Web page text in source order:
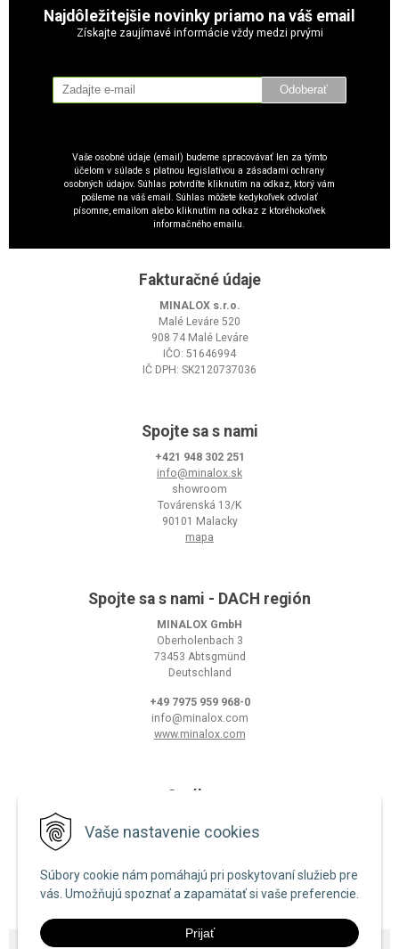
Vaše nastavenie cookies
Súbory cookie nám pomáhajú pri poskytovaní služieb pre
vás. Umožňujú spoznať a zapamätať si vaše preferencie.
Prijať
Najdôležitejšie novinky priamo na váš email
Získajte zaujímavé informácie vždy medzi prvými
Odoberať
Vaše osobné údaje (email) budeme spracovávať len za týmto
účelom v súlade s platnou legislatívou a zásadami ochrany
osobných údajov. Súhlas potvrdíte kliknutím na odkaz, ktorý vám
pošleme na váš email. Súhlas môžete kedykoľvek odvolať
písomne, emailom alebo kliknutím na odkaz z ktoréhokoľvek
informačného emailu.
Fakturačné údaje
MINALOX s.r.o.
Malé Leváre 520
908 74 Malé Leváre
IČO: 51646994
IČ DPH: SK2120737036
Spojte sa s nami
+421 948 302 251
info@minalox.sk
showroom
Továrenská 13/K
90101 Malacky
mapa
Spojte sa s nami - DACH región
MINALOX GmbH
Oberholenbach 3
73453 Abtsgmünd
Deutschland
+49 7975 959 968-0
info@minalox.com
www.minalox.com
O nákupe
Zásady používania cookies